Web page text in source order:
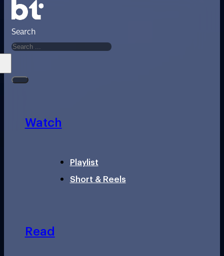
Search
Watch
Playlist
Short & Reels
Read